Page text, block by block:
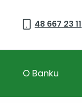
48 667 23 11
O Banku